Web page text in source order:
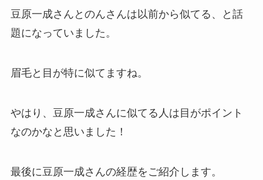
豆原一成さんとのんさんは以前から似てる、と話
題になっていました。
眉毛と目が特に似てますね。
やはり、豆原一成さんに似てる人は目がポイント
なのかなと思いました！
最後に豆原一成さんの経歴をご紹介します。